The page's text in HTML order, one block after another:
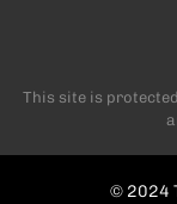
This site is
© 2024